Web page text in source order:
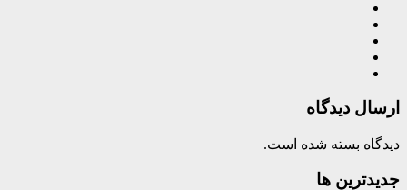
ارسال دیدگاه
دیدگاه بسته شده است.
جديدترين ها